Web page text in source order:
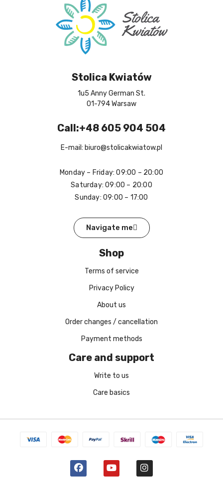
Stolica Kwiatów
1u5 Anny German St.
01-794 Warsaw
Call:+48 605 904 504
E-mail: biuro@stolicakwiatow.pl
Monday – Friday: 09:00 – 20:00
Saturday: 09:00 – 20:00
Sunday: 09:00 – 17:00
Navigate me
Shop
Terms of service
Privacy Policy
About us
Order changes / cancellation
Payment methods
Care and support
Write to us
Care basics